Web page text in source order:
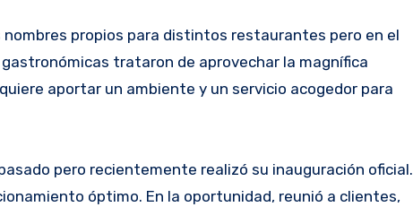
trataron de aprovechar la magnífica
aportar un ambiente y un servicio acogedor para
pero recientemente realizó su inauguración oficial.
óptimo. En la oportunidad, reunió a clientes,